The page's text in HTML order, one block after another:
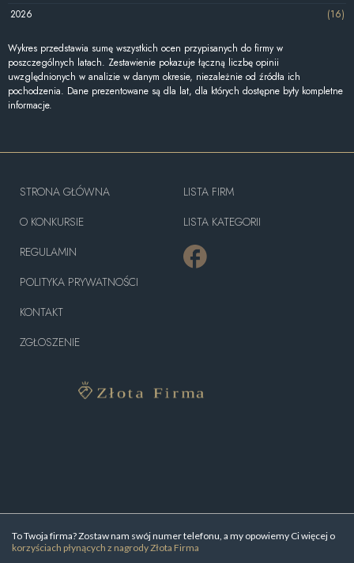
2026
(16)
Wykres przedstawia sumę wszystkich ocen przypisanych do firmy w
poszczególnych latach. Zestawienie pokazuje łączną liczbę opinii
uwzględnionych w analizie w danym okresie, niezależnie od źródła ich
pochodzenia. Dane prezentowane są dla lat, dla których dostępne były kompletne
informacje.
To Twoja firma? Zostaw nam swój numer telefonu, a my opowiemy Ci więcej o
korzyściach płynących z nagrody Złota Firma
STRONA GŁÓWNA
O KONKURSIE
REGULAMIN
POLITYKA PRYWATNOŚCI
KONTAKT
ZGŁOSZENIE
LISTA FIRM
LISTA KATEGORII